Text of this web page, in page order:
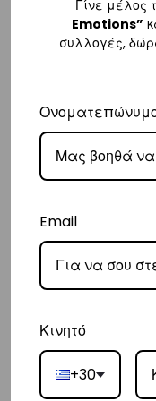
– Τα έξοδα αποστολής
την παράδοσή σας.
– Οι χρόνοι παράδοσης
ημέρες.
Ευρώπη
– Τα έξοδα αποστολής
– Η συνεργαζόμενη
– Οι χρόνοι παράδοσης
ημέρες.
Διεθνή
Γίνε μέλος
Emotions”
συλλογές,
Email
Κινητό
+30